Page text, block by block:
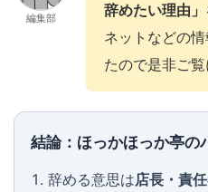
編集部
辞めたい理由」
ネットなどの
たので是非ご覧
結論：ほっかほっか亭の
辞める意思は店長・責